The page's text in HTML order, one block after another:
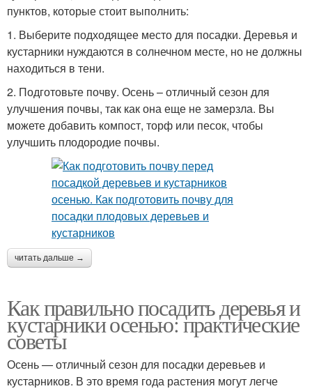
пунктов, которые стоит выполнить:
1. Выберите подходящее место для посадки. Деревья и
кустарники нуждаются в солнечном месте, но не должны
находиться в тени.
2. Подготовьте почву. Осень – отличный сезон для
улучшения почвы, так как она еще не замерзла. Вы
можете добавить компост, торф или песок, чтобы
улучшить плодородие почвы.
читать дальше →
Как правильно посадить деревья и
кустарники осенью: практические
советы
Осень — отличный сезон для посадки деревьев и
кустарников. В это время года растения могут легче